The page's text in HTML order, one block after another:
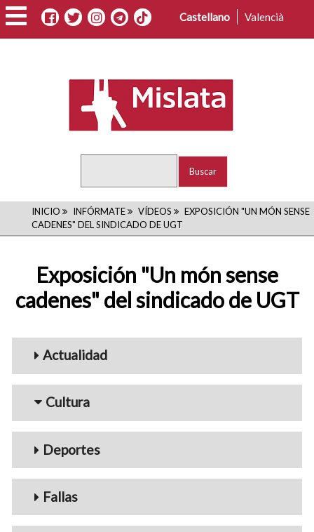
Pasar
al
contenido
Castellano Valencià
RUTA
DE
NAVEGACIÓN
INICIO INFÓRMATE VÍDEOS
EXPOSICIÓN "UN MÓN SENSE
CADENES" DEL SINDICADO DE UGT
Exposición "Un món sense
cadenes" del sindicado de UGT
Menu_Videos
Actualidad
Cultura
Deportes
Fallas